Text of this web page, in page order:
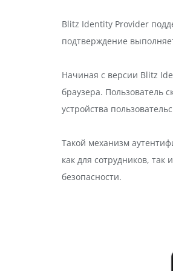
Blitz Identity Provider
подтверждение
Начиная с версии Blitz
браузера. Пользователь
устройства
Такой механизм
как для сотрудников,
безопасности.